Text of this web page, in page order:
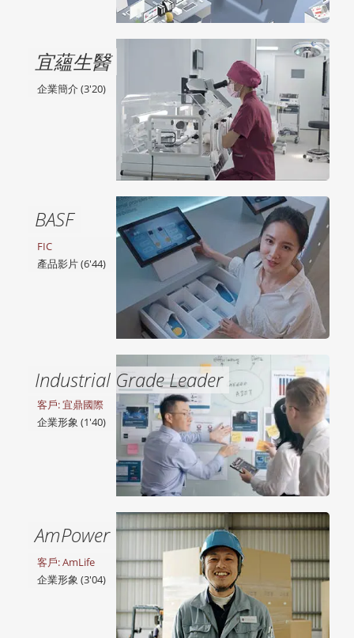
宜蘊生醫
企業簡介 (3'20)
BASF
FIC
產品影片 (6'44)
Industrial Grade Leader
客戶: 宜鼎國際
企業形象 (1'40)
AmPower
客戶: AmLife
企業形象 (3'04)